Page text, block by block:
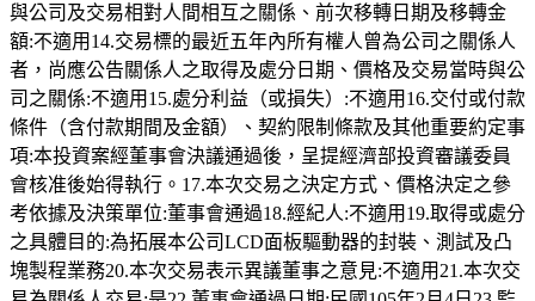
與公司及交易相對人間相互之關係、前次移轉日期及移轉金
額:不適用14.交易標的最近五年內所有權人曾為公司之關係人
者，尚應公告關係人之取得及處分日期、價格及交易當時與公
司之關係:不適用15.處分利益（或損失）:不適用16.交付或付款
條件（含付款期間及金額）、契約限制條款及其他重要約定事
項:本投資案經董事會決議通過後，呈提經濟部投資審議委員
會核准後始得執行。17.本次交易之決定方式、價格決定之參
考依據及決策單位:董事會通過18.經紀人:不適用19.取得或處分
之具體目的:為拓展本公司LCD面板驅動器的封裝、測試及凸
塊製程業務20.本次交易表示異議董事之意見:不適用21.本次交